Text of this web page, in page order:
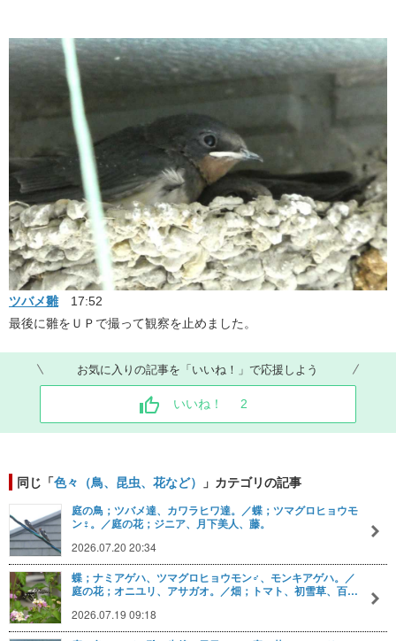
ツバメ雛17:52
最後に雛をＵＰで撮って観察を止めました。
お気に入りの記事を「いいね！」で応援しよう
いいね！ 2
同じ「色々（鳥、昆虫、花など） 」カテゴリの記事
庭の鳥；ツバメ達、カワラヒワ達。／蝶；ツマグロヒョウモ
ン♀。／庭の花；ジニア、月下美人、藤。
2026.07.20 20:34
蝶；ナミアゲハ、ツマグロヒョウモン♂、モンキアゲハ。／
庭の花；オニユリ、アサガオ。／畑；トマト、初雪草、百…
2026.07.19 09:18